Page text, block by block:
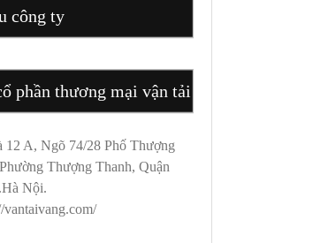
công ty
phần thương mại vận tải
12 A, Ngõ 74/28 Phố Thượng
Thượng Thanh, Quận
Nội.
vantaivang.com/